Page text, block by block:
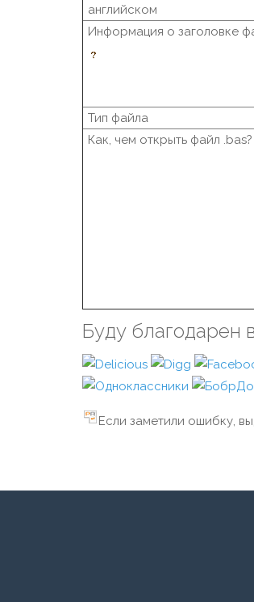
английском
Информация о заголовке
Тип файла
Как, чем открыть файл .bas?
Буду благодарен
Если заметили ошибку,